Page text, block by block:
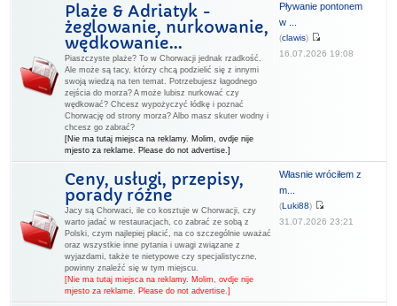
Plaże & Adriatyk -
żeglowanie, nurkowanie,
wędkowanie...
Piaszczyste plaże? To w Chorwacji jednak rzadkość.
Ale może są tacy, którzy chcą podzielić się z innymi
swoją wiedzą na ten temat. Potrzebujesz łagodnego
zejścia do morza? A może lubisz nurkować czy
wędkować? Chcesz wypożyczyć łódkę i poznać
Chorwację od strony morza? Albo masz skuter wodny i
chcesz go zabrać?
[Nie ma tutaj miejsca na reklamy. Molim, ovdje nije
mjesto za reklame. Please do not advertise.]
Pływanie pontonem
w ...
(clawis)
16.07.2026 19:08
Ceny, usługi, przepisy,
porady różne
Jacy są Chorwaci, ile co kosztuje w Chorwacji, czy
warto jadać w restauracjach, co zabrać ze sobą z
Polski, czym najlepiej płacić, na co szczególnie uważać
oraz wszystkie inne pytania i uwagi związane z
wyjazdami, także te nietypowe czy specjalistyczne,
powinny znaleźć się w tym miejscu.
[Nie ma tutaj miejsca na reklamy. Molim, ovdje nije
mjesto za reklame. Please do not advertise.]
Własnie wróciłem z
m...
(Luki88)
31.07.2026 23:21